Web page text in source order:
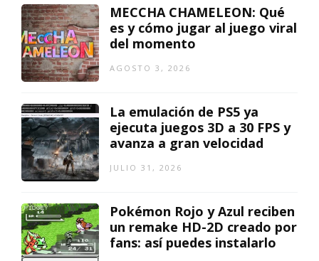
MECCHA CHAMELEON: Qué
es y cómo jugar al juego viral
del momento
AGOSTO 3, 2026
La emulación de PS5 ya
ejecuta juegos 3D a 30 FPS y
avanza a gran velocidad
JULIO 31, 2026
Pokémon Rojo y Azul reciben
un remake HD-2D creado por
fans: así puedes instalarlo